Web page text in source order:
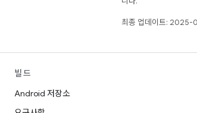
최종 업데이트:
빌드
Android 저장소